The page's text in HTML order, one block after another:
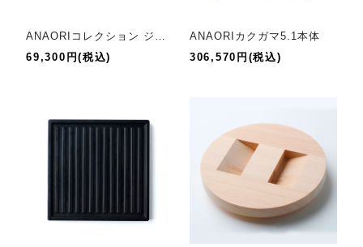
69,300円(税込)
ANAORIカクガマ5.1本体
306,570円(税込)